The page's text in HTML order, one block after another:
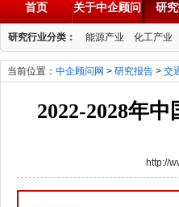
中企顾问
首页 关于中企顾问 研
研究行业分类： 能源产业 化工产业
当前位置： 中企顾问网 > 研究报告 > 交
2022-2028年
http://